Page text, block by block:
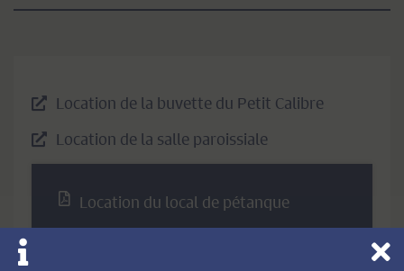
Location de la buvette du Petit Calibre
Location de la salle paroissiale
Location du local de pétanque